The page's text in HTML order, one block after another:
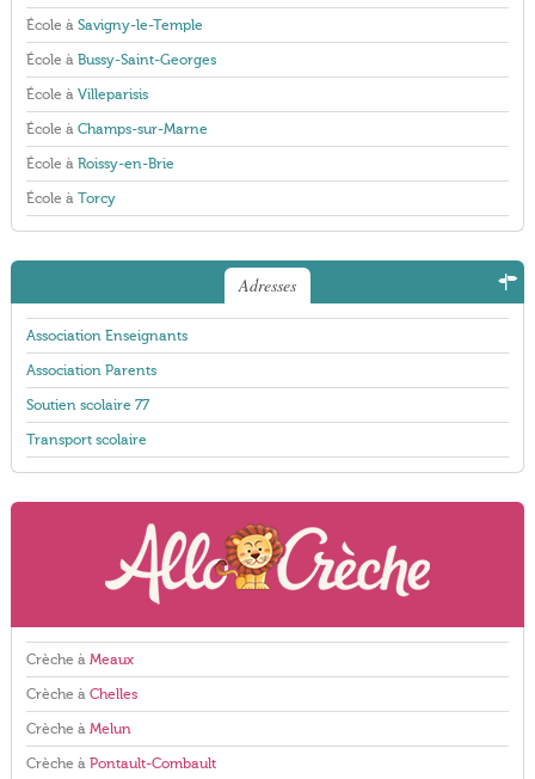
École à Savigny-le-Temple
École à Bussy-Saint-Georges
École à Villeparisis
École à Champs-sur-Marne
École à Roissy-en-Brie
École à Torcy
Adresses
Association Enseignants
Association Parents
Soutien scolaire 77
Transport scolaire
Crèche à Meaux
Crèche à Chelles
Crèche à Melun
Crèche à Pontault-Combault